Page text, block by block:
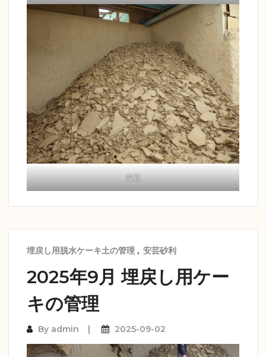
遠観
埋戻し用脱水ケーキ土の管理 , 安芸砂利
2025年9月 埋戻し用ケー
キの管理
By admin 2025-09-02